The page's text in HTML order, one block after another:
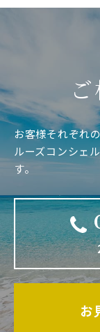
お客様それぞれ
ルーズコンシェ
す。
お